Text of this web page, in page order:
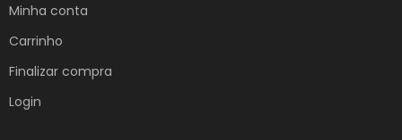
Minha conta
Carrinho
Finalizar compra
Login